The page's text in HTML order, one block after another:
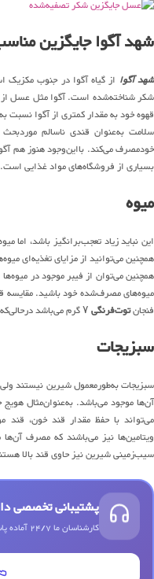
شهد آگوا جایگزین
شهد آگوا از گیاه آگوا در جنوب
شکر شناخته‌شده است. آگوا مثل عسل
قهوه خود به مقدار کمتری از آگوا نسبت
سلامت به‌عنوان قندی ناسالم
خودمصرف می‌کند. بااین‌وجود هنوز هم
بسیاری از فروشگاه‌های مواد غذایی است.
میوه
این نباید زیاد تعجب‌برانگیز باشد،
همچنین می‌توانید از مزایای تغذیه‌ای
همچنین می‌توان از فیبر موجود در
میوه‌های مصرف‌شده خود باشید. مقایسه
فنجانتوت‌فرنگی
سبزیجات
سبزیجات به‌طورمعمول شیرین نیستند
آن‌ها موجود می‌باشد. به‌عنوان‌مثال
می‌تواند با حفظ مقدار قند خون، قند
ویتامین‌ها نیز می‌باشند که مصرف
سیب‌زمینی شیرین نیز حاوی قند بالا
پشتیبانی تخصصی
کارشناسان ما 24/7 آماده پاسخگویی به سوالات و دریافت نسخه‌های شما هستند